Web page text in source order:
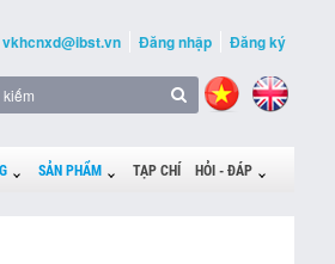
vkhcnxd@ibst.vn Đăng nhập Đăng ký
SẢN PHẨM TẠP CHÍ HỎI - ĐÁP